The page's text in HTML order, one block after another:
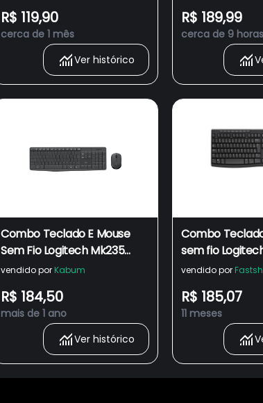
ABNT2 - 920-004431
R$ 119,90
cerca de 1 mês
Ver histórico
e Layout ABNT2
009793
R$ 189,99
cerca de 9 horas
Combo Teclado E Mouse
Sem Fio Logitech Mk235
Com Conexão Usb, Pilhas
920-007903
vendido por Kabum
R$ 184,50
mais de 1 ano
Ver histórico
Combo
sem fio
com Teclas de
vendido por
R$ 185,07
11 meses